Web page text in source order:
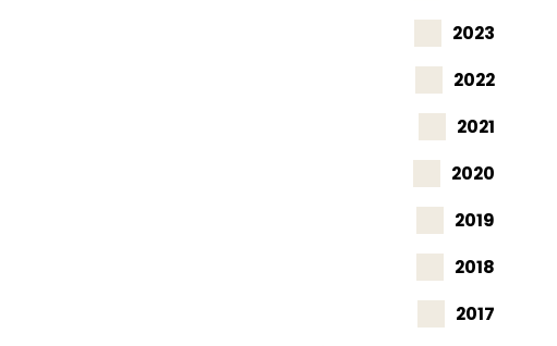
2023
2022
2021
2020
2019
2018
2017